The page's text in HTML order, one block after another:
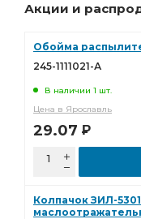
Акции и
Обойма
245-1111021-А
В наличии 1 шт.
Цена в Ярославль
29.07 Р
Колпачок ЗИЛ-